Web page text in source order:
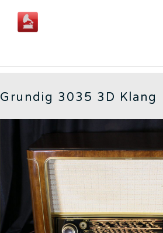
content
Grundig 3035 3D Klang